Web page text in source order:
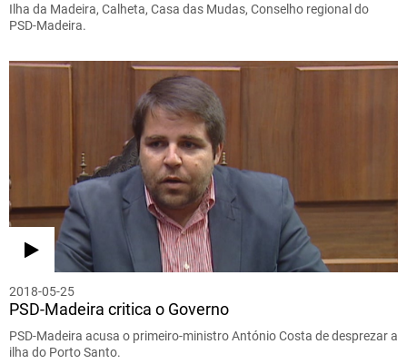
Ilha da Madeira, Calheta, Casa das Mudas, Conselho regional do
PSD-Madeira.
2018-05-25
PSD-Madeira critica o Governo
PSD-Madeira acusa o primeiro-ministro António Costa de desprezar a
ilha do Porto Santo.